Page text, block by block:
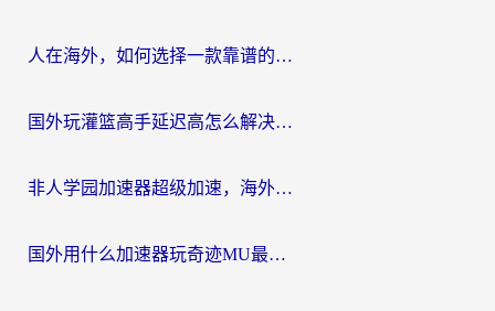
人在海外，如何选择一款靠谱的玩剑灵2加速器？
国外玩灌篮高手延迟高怎么解决？海外玩家国服游戏加速终极指南
非人学园加速器超级加速，海外玩家重返国服的通行证
国外用什么加速器玩奇迹MU最好？2026海外玩家国服游戏加速全攻略